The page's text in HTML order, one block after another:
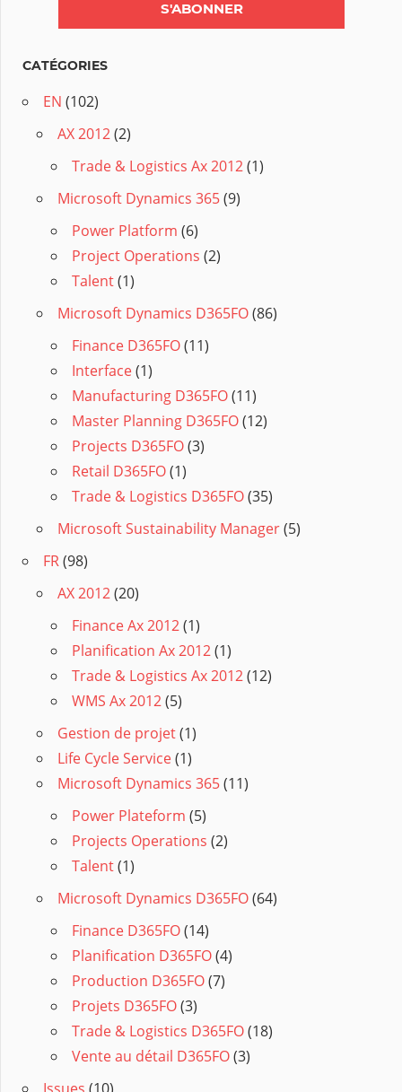
CATÉGORIES
EN (102)
AX 2012(2)
Trade & Logistics Ax 2012(1)
Microsoft Dynamics 365(9)
Power Platform (6)
Project Operations (2)
Talent(1)
Microsoft Dynamics D365FO(86)
Finance D365FO(11)
Interface(1)
Manufacturing D365FO(11)
Master Planning D365FO(12)
Projects D365FO(3)
Retail D365FO(1)
Trade & Logistics D365FO(35)
Microsoft Sustainability Manager(5)
FR(98)
AX 2012(20)
Finance Ax 2012(1)
Planification Ax 2012(1)
Trade & Logistics Ax 2012(12)
WMS Ax 2012(5)
Gestion de projet(1)
Life Cycle Service(1)
Microsoft Dynamics 365(11)
Power Plateform (5)
Projects Operations (2)
Talent(1)
Microsoft Dynamics D365FO(64)
Finance D365FO(14)
Planification D365FO(4)
Production D365FO(7)
Projets D365FO(3)
Trade & Logistics D365FO(18)
Vente au détail D365FO(3)